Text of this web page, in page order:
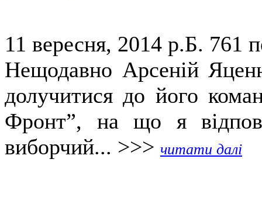
11 вересня, 2014 р.Б. 761
Нещодавно Арсеній
долучитися до його
Фронт”, на що я
виборчий... >>> читати далі